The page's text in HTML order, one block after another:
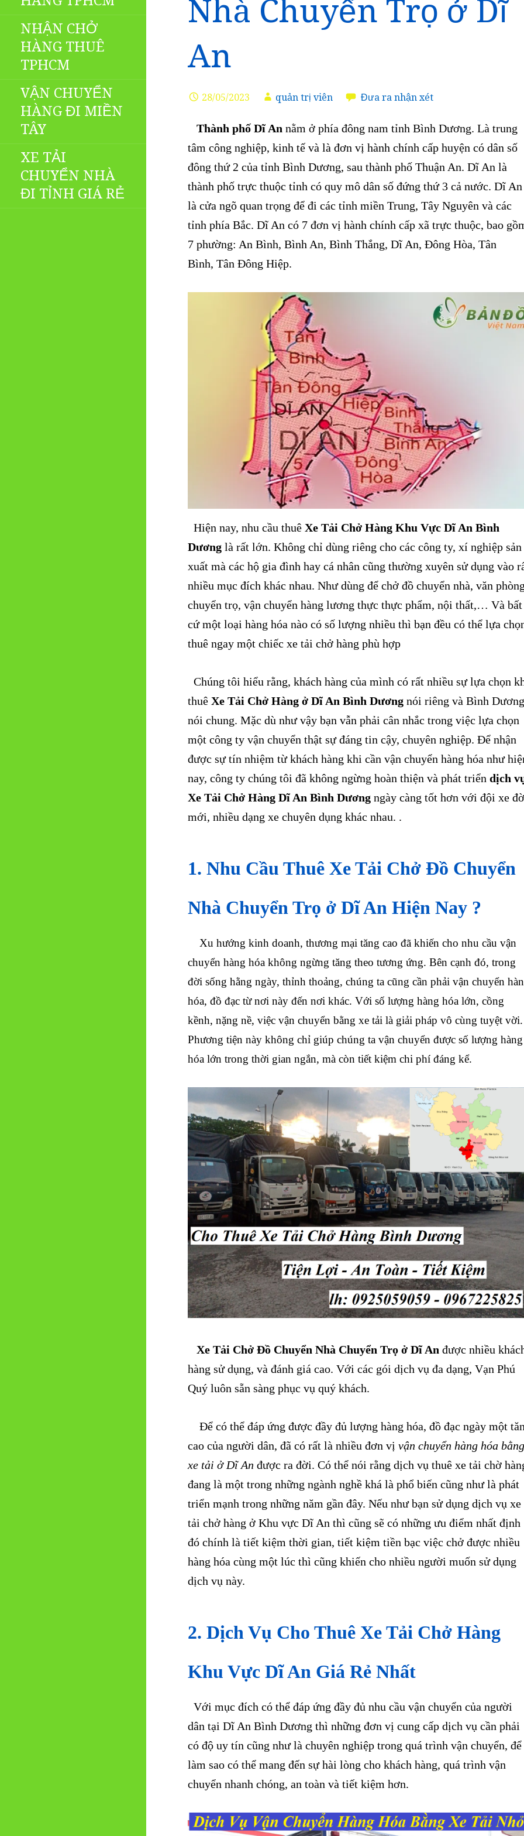
NHẬN CHỞ
HÀNG THUÊ
TPHCM
VẬN CHUYỂN
HÀNG ĐI MIỀN
TÂY
XE TẢI
CHUYỂN NHÀ
ĐI TỈNH GIÁ RẺ
Nhà Chuyển Trọ ở Dĩ
An
28/05/2023 quản trị viên Đưa ra nhận xét
Thành phố Dĩ An nằm ở phía đông nam tỉnh Bình Dương. Là trung
tâm công nghiệp, kinh tế và là đơn vị hành chính cấp huyện có dân số
đông thứ 2 của tỉnh Bình Dương, sau thành phố Thuận An. Dĩ An là
thành phố trực thuộc tỉnh có quy mô dân số đứng thứ 3 cả nước. Dĩ An
là cửa ngõ quan trọng để đi các tỉnh miền Trung, Tây Nguyên và các
tỉnh phía Bắc. Dĩ An có 7 đơn vị hành chính cấp xã trực thuộc, bao
7 phường: An Bình, Bình An, Bình Thắng, Dĩ An, Đông Hòa, Tân
Bình, Tân Đông Hiệp.
Hiện nay, nhu cầu thuê Xe Tải Chở Hàng Khu Vực Dĩ An Bình
Dương là rất lớn. Không chỉ dùng riêng cho các công ty, xí nghiệp sản
xuất mà các hộ gia đình hay cá nhân cũng thường xuyên sử dụng vào
nhiều mục đích khác nhau. Như dùng để chở đồ chuyển nhà, văn
chuyển trọ, vận chuyển hàng lương thực thực phẩm, nội thất,… Và bất
cứ một loại hàng hóa nào có số lượng nhiều thì bạn đều có thể lựa
thuê ngay một chiếc xe tải chở hàng phù hợp
Chúng tôi hiểu rằng, khách hàng của mình có rất nhiều sự lựa chọn
thuê Xe Tải Chở Hàng ở Dĩ An Bình Dương nói riêng và Bình Dương
nói chung. Mặc dù như vậy bạn vẫn phải cân nhắc trong việc lựa chọn
một công ty vận chuyển thật sự đáng tin cậy, chuyên nghiệp. Để nhận
được sự tín nhiệm từ khách hàng khi cần vận chuyển hàng hóa như
nay, công ty chúng tôi đã không ngừng hoàn thiện và phát triển dịch
Xe Tải Chở Hàng Dĩ An Bình Dương ngày càng tốt hơn với đội xe
mới, nhiều dạng xe chuyên dụng khác nhau. .
1. Nhu Cầu Thuê Xe Tải Chở Đồ Chuyển
Nhà Chuyển Trọ ở Dĩ An Hiện Nay ?
Xu hướng kinh doanh, thương mại tăng cao đã khiến cho nhu cầu vận
chuyển hàng hóa không ngừng tăng theo tương ứng. Bên cạnh đó, trong
đời sống hằng ngày, thỉnh thoảng, chúng ta cũng cần phải vận chuyển
hóa, đồ đạc từ nơi này đến nơi khác. Với số lượng hàng hóa lớn, cồng
kềnh, nặng nề, việc vận chuyển bằng xe tải là giải pháp vô cùng tuyệt vời.
Phương tiện này không chỉ giúp chúng ta vận chuyển được số lượng hàng
hóa lớn trong thời gian ngắn, mà còn tiết kiệm chi phí đáng kể.
Xe Tải Chở Đồ Chuyển Nhà Chuyển Trọ ở Dĩ An được nhiều
hàng sử dụng, và đánh giá cao. Với các gói dịch vụ đa dạng, Vạn Phú
Quý luôn sẵn sàng phục vụ quý khách.
Để có thể đáp ứng được đầy đủ lượng hàng hóa, đồ đạc ngày một
cao của người dân, đã có rất là nhiều đơn vị vận chuyển hàng hóa bằng
xe tải ở Dĩ An được ra đời. Có thể nói rằng dịch vụ thuê xe tải chờ
đang là một trong những ngành nghề khá là phổ biến cũng như là phát
triển mạnh trong những năm gần đây. Nếu như bạn sử dụng dịch vụ xe
tải chở hàng ở Khu vực Dĩ An thì cũng sẽ có những ưu điểm nhất định
đó chính là tiết kiệm thời gian, tiết kiệm tiền bạc việc chở được nhiều
hàng hóa cùng một lúc thì cũng khiến cho nhiều người muốn sử dụng
dịch vụ này.
2. Dịch Vụ Cho Thuê Xe Tải Chở Hàng
Khu Vực Dĩ An Giá Rẻ Nhất
Với mục đích có thể đáp ứng đầy đủ nhu cầu vận chuyển của người
dân tại Dĩ An Bình Dương thì những đơn vị cung cấp dịch vụ cần phải
có độ uy tín cũng như là chuyên nghiệp trong quá trình vận chuyển, để
làm sao có thể mang đến sự hài lòng cho khách hàng, quá trình vận
chuyển nhanh chóng, an toàn và tiết kiệm hơn.